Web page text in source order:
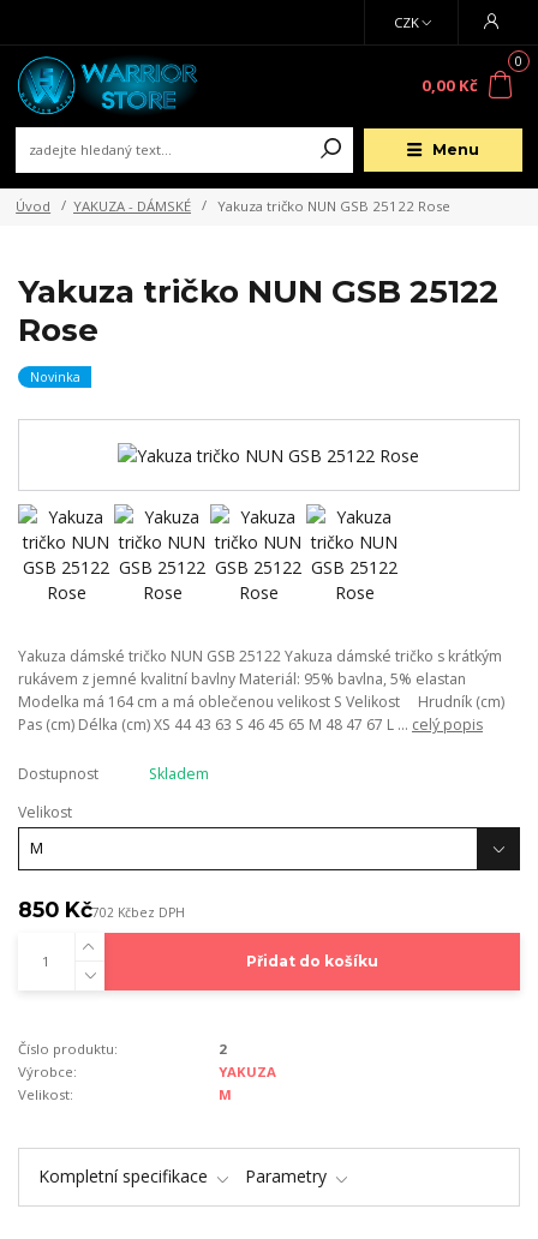
Menu
CZK
0
0,00 Kč
Úvod YAKUZA - DÁMSKÉ Yakuza tričko NUN GSB 25122 Rose
Yakuza tričko NUN GSB 25122
Rose
Novinka
Yakuza dámské tričko NUN GSB 25122 Yakuza dámské tričko s krátkým
rukávem z jemné kvalitní bavlny Materiál: 95% bavlna, 5% elastan
Modelka má 164 cm a má oblečenou velikost S Velikost Hrudník (cm)
Pas (cm) Délka (cm) XS 44 43 63 S 46 45 65 M 48 47 67 L ... celý popis
Dostupnost
Skladem
Velikost
850 Kč702 Kčbez DPH
Přidat do košíku
Číslo produktu:
2
Výrobce:
YAKUZA
Velikost:
M
Kompletní specifikace Parametry